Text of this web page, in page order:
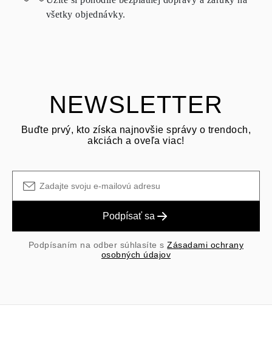
možné vrátiť za rovnakých podmienok – a to do 15 kalendárnych
od dátumu doručenia zásielky.
všetky objednávky.
NEWSLETTER
Buďte prvý, kto získa najnovšie správy o trendoch,
akciách a oveľa viac!
Podpísať sa
Podpísaním na odber súhlasíte sZásadami ochrany
osobných údajov